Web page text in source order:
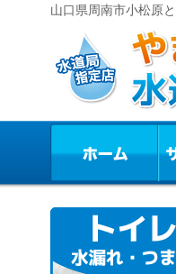
山口県周南市小松原